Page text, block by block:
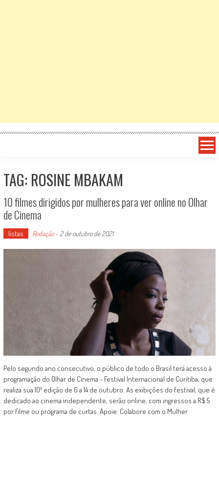
TAG: ROSINE MBAKAM
10 filmes dirigidos por mulheres para ver online no Olhar
de Cinema
listas Redação- 2 de outubro de 2021
Pelo segundo ano consecutivo, o público de todo o Brasil terá acesso à
programação do Olhar de Cinema - Festival Internacional de Curitiba, que
realiza sua 10ª edição de 6 a 14 de outubro. As exibições do festival, que é
dedicado ao cinema independente, serão online, com ingressos a R$ 5
por filme ou programa de curtas. Apoie: Colabore com o Mulher